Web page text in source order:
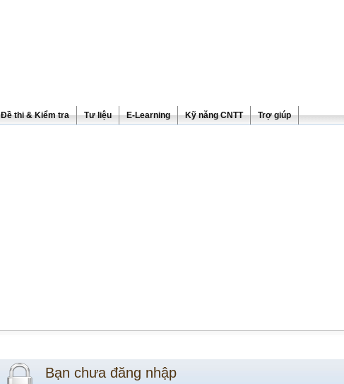
Đề thi & Kiểm tra Tư liệu E-Learning Kỹ năng CNTT Trợ giúp
Bạn chưa đăng nhập